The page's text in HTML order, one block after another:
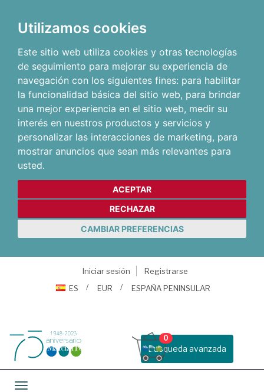
Utilizamos cookies
Este sitio web utiliza cookies y otras tecnologías
de seguimiento para mejorar su experiencia de
navegación con los siguientes fines: para habilitar
la funcionalidad básica del sitio web, para brindar
una mejor experiencia en el sitio web, medir su
interés en nuestros productos y servicios y
personalizar las interacciones de marketing, para
mostrar anuncios que sean más relevantes para
usted.
ACEPTAR
RECHAZAR
CAMBIAR PREFERENCIAS
Iniciar sesión
Registrarse
ES
EUR ESPAÑA PENINSULAR
Busqueda avanzada
0
Toggle navigation